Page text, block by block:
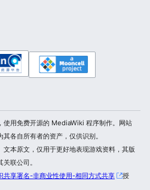
使用免费开源的 MediaWiki 程序制作。网站
各自所有者的资产，仅供识别。
本原文，仅用于更好地表现游戏资料，其版
联公司。
共享署名-非商业性使用-相同方式共享
授